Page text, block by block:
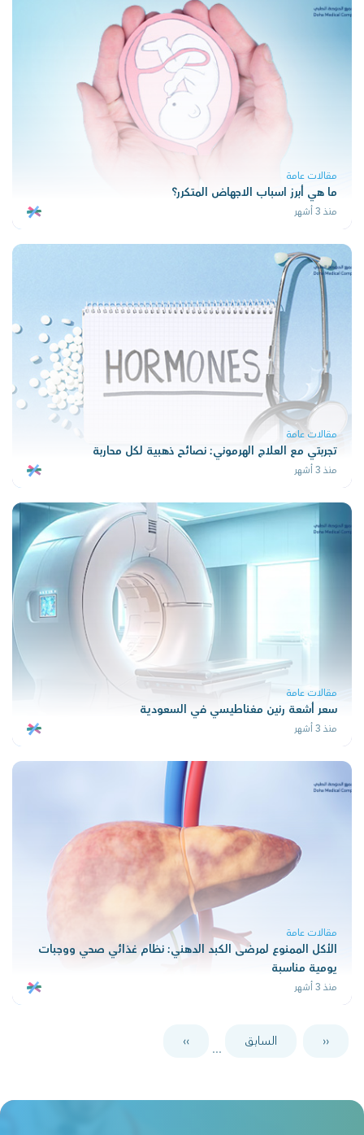
مقالات عامة
ما هي أبرز اسباب الاجهاض المتكرر؟
منذ 3 أشهر
مقالات عامة
تجربتي مع العلاج الهرموني: نصائح ذهبية لكل محاربة
منذ 3 أشهر
مقالات عامة
سعر أشعة رنين مغناطيسي في السعودية
منذ 3 أشهر
مقالات عامة
الأكل الممنوع لمرضى الكبد الدهني: نظام غذائي صحي ووجبات
يومية مناسبة
منذ 3 أشهر
‹‹ السابق ...
››